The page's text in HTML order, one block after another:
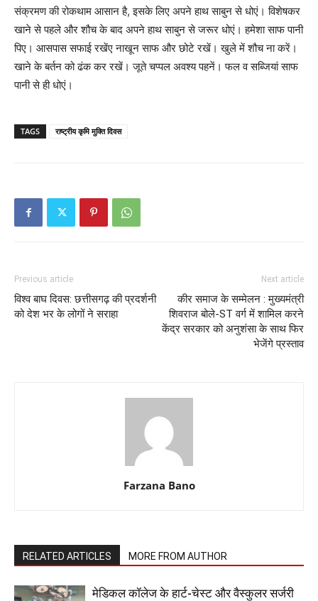
संक्रमण की रोकथाम आसान है, इसके लिए अपने हाथ साबुन से धोएं। विशेषकर
खाने से पहले और शौच के बाद अपने हाथ साबुन से जरूर धोएं। हमेशा साफ पानी
पिए। आसपास सफाई रखेंए नाखून साफ और छोटे रखें। खुले में शौच ना करें।
खाने के बर्तन को ढंक कर रखें। जूते चप्पल अवश्य पहनें। फल व सब्जियां साफ
पानी से ही धोएं।
TAGS राष्ट्रीय कृमि मुक्ति दिवस
Previous article
विश्व बाघ दिवस: छत्तीसगढ़ की प्रदर्शनी
को देश भर के लोगों ने सराहा
Next article
कीर समाज के सम्मेलन : मुख्यमंत्री
शिवराज बोले-ST वर्ग में शामिल करने
केंद्र सरकार को अनुशंसा के साथ फिर
भेजेंगे प्रस्ताव
Farzana Bano
RELATED ARTICLES MORE FROM AUTHOR
​मेडिकल कॉलेज के हार्ट-चेस्ट और वैस्कुलर सर्जरी